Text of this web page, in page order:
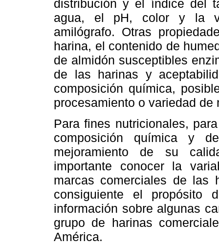
distribución y el índice del
agua, el pH, color y la
amilógrafo. Otras
harina, el contenido de
de almidón susceptibles
de las harinas y
composición química,
procesamiento o variedad de
Para fines nutricionales,
composición química y
mejoramiento de su
importante conocer la
marcas comerciales de las
consiguiente el propósito
información sobre algunas
grupo de harinas
América.